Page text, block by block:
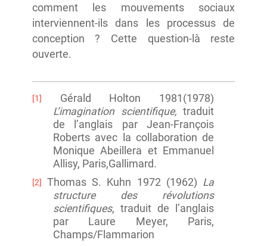
comment les mouvements sociaux
interviennent-ils dans les processus de
conception ? Cette question-là reste
ouverte.
[1]
Gérald Holton 1981(1978)
L’imagination scientifique,traduit
de l’anglais par Jean-François
Roberts avec la collaboration de
Monique Abeillera et Emmanuel
Allisy, Paris,Gallimard.
[2] Thomas S. Kuhn 1972 (1962) La
structure des révolutions
scientifiques, traduit de l’anglais
par Laure Meyer, Paris,
Champs/Flammarion